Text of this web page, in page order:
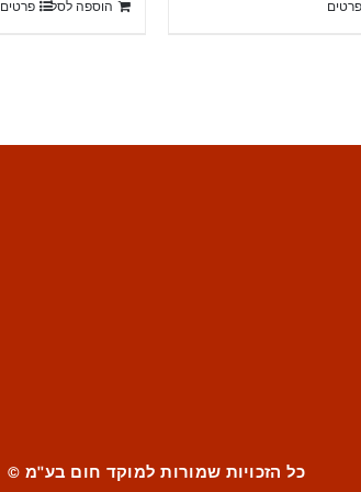
₪16,900.פרטים הוספה לסל פרטים
כל הזכויות שמורות למוקד חום בע"מ ©